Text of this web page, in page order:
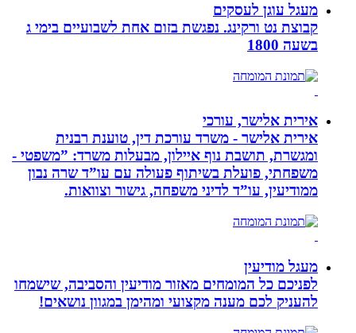
מעגל עוגן לעסקים
קבוצת נט ורקינג. נפגשת בזום אחת לשבועיים בימי ג
בשעה 1800
אירית אלישר, עורכי
אירית אלישר - משרד עורכת דין, טוענת רבנית
ומגשרת, תושבת נוף איילון, מבעלות משרד: ”משפטי -
משפחתי, פועלת בשיתוף פעולה עם עו”ד שרה נבון
ממודיעין, עו”ד לדיני משפחה, גישור וצוואות.
מעגל מודיעין
לפניכם כל המומחים מאזור מודיעין והסביבה, שישמחו
להעניק לכם מענה מקצועי ומהימן במגוון נושאים!